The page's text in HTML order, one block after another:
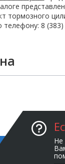
тормозного
8 (383)
Не